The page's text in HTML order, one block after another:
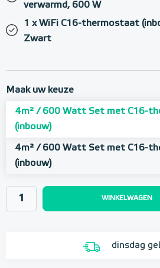
verwarmd, 600 W
1 x WiFi C16-thermostaat
Zwart
Maak uw keuze
4m² / 600 Watt Set met C16-
(inbouw)
4m² / 600 Watt Set met C16-
(inbouw)
WINKELWAGEN
dinsdag